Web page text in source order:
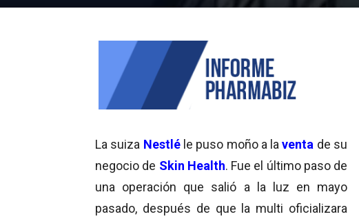
La suiza Nestléle puso moño a laventa de su
negocio de Skin Health. Fue el último paso de
una operación que salió a la luz en mayo
pasado, después de que la multi oficializara